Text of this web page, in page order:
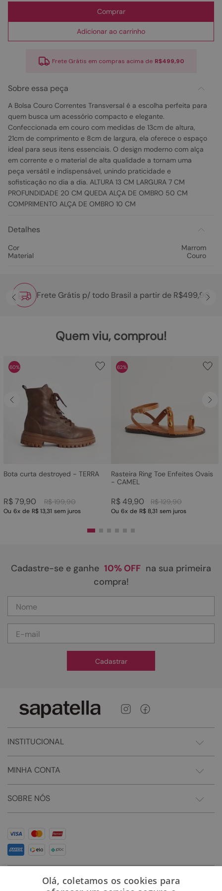
Comprar
Adicionar ao carrinho
Frete Grátis em compras acima de R$499,90
Sobre essa peça
A Bolsa Couro Correntes Transversal é a escolha perfeita para
quem busca um acessório compacto e elegante.
Confeccionada em couro com medidas de 13cm de altura,
21cm de comprimento e 8cm de largura, ela oferece o espaço
ideal para seus itens essenciais. O design moderno com alça
em corrente e o material de alta qualidade a tornam uma
peça versátil e indispensável, unindo praticidade e
sofisticação no dia a dia. ALTURA 13 CM LARGURA 7 CM
PROFUNDIDADE 20 CM QUEDA ALÇA DE OMBRO 50 CM
COMPRIMENTO ALÇA DE OMBRO 10 CM
Detalhes
Cor
Marrom
Material
Couro
Frete Grátis p/ todo Brasil a partir de R$499,90
Quem viu, comprou!
60%
Bota curta destroyed - TERRA
R$ 199,90
R$79,90
Ou 6x de R$ 13,31 sem juros
62%
Rasteira Ring Toe Enfeites Ovais
- CAMEL
R$ 129,90
R$49,90
Ou 6x de R$ 8,31 sem juros
Cadastre-se e ganhe 10% OFF na sua primeira
compra!
Cadastrar
INSTITUCIONAL
MINHA CONTA
SOBRE NÓS
Olá, coletamos os cookies para